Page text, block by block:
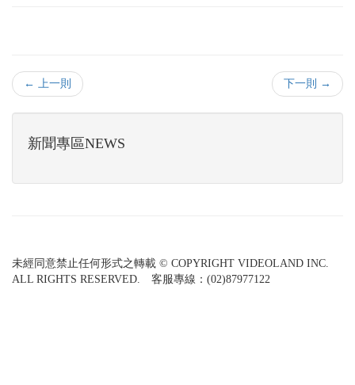
← 上一則 下一則 →
新聞專區NEWS
未經同意禁止任何形式之轉載 © COPYRIGHT VIDEOLAND INC.
ALL RIGHTS RESERVED. 客服專線：(02)87977122